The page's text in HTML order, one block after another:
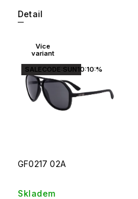
Detail
Více
variant
SALECODE:SUN10:10:%
GF0217 02A
Skladem